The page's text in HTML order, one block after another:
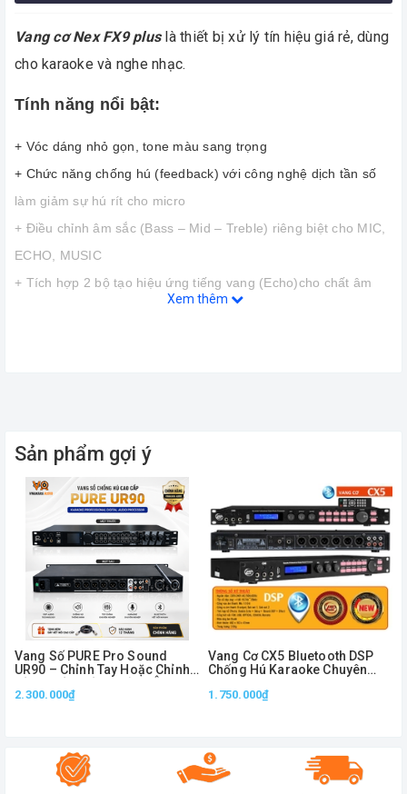
Vang cơ Nex FX9 pluslà thiết bị xử lý tín hiệu giá rẻ, dùng
cho karaoke và nghe nhạc.
Tính năng nổi bật:
+ Vóc dáng nhỏ gọn, tone màu sang trọng
+ Chức năng chống hú (feedback) với công nghệ dịch tần số
làm giảm sự hú rít cho micro
+ Điều chỉnh âm sắc (Bass – Mid – Treble) riêng biệt cho MIC,
ECHO, MUSIC
+ Tích hợp 2 bộ tạo hiệu ứng tiếng vang (Echo)cho chất âm
Kích thước gọn nhẹ, tiện lợi
Xem thêm
Sản phẩm gợi ý
Vang Số PURE Pro Sound
UR90 – Chỉnh Tay Hoặc Chỉnh
Thanh Chuyên Nghiệp
2.300.000₫
Vang Cơ CX5 Bluetooth DSP
Chống Hú Karaoke Chuyên
Điều Chỉnh Echo Reverb
1.750.000₫